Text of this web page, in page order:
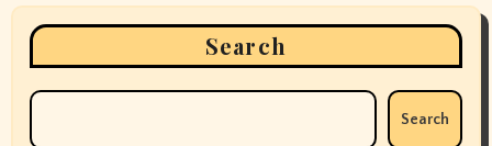
Search
Search